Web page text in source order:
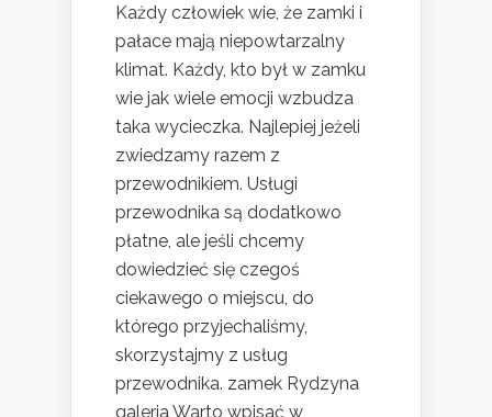
Każdy człowiek wie, że zamki i
pałace mają niepowtarzalny
klimat. Każdy, kto był w zamku
wie jak wiele emocji wzbudza
taka wycieczka. Najlepiej jeżeli
zwiedzamy razem z
przewodnikiem. Usługi
przewodnika są dodatkowo
płatne, ale jeśli chcemy
dowiedzieć się czegoś
ciekawego o miejscu, do
którego przyjechaliśmy,
skorzystajmy z usług
przewodnika. zamek Rydzyna
galeria Warto wpisać w